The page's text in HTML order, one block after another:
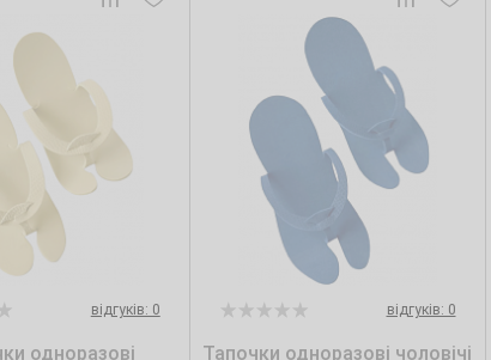
відгуків: 0
одноразові
відгуків: 0
Тапочки одноразові чоловічі